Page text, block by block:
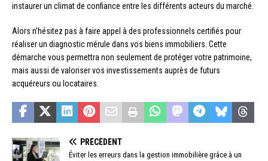
instaurer un climat de confiance entre les différents acteurs du marché.
Alors n’hésitez pas à faire appel à des professionnels certifiés pour
réaliser un diagnostic mérule dans vos biens immobiliers. Cette
démarche vous permettra non seulement de protéger votre patrimoine,
mais aussi de valoriser vos investissements auprès de futurs
acquéreurs ou locataires.
PRÉCÉDENT
Éviter les erreurs dans la gestion immobilière grâce à un